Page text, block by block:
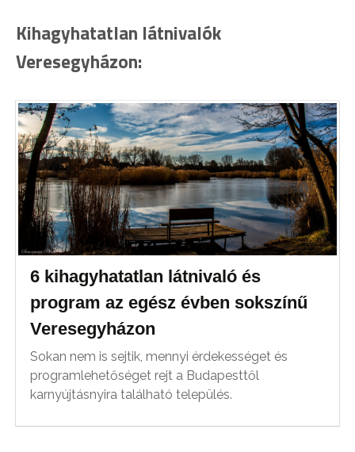
Kihagyhatatlan látnivalók
Veresegyházon:
6 kihagyhatatlan látnivaló és
program az egész évben sokszínű
Veresegyházon
Sokan nem is sejtik, mennyi érdekességet és
programlehetőséget rejt a Budapesttől
karnyújtásnyira található település.